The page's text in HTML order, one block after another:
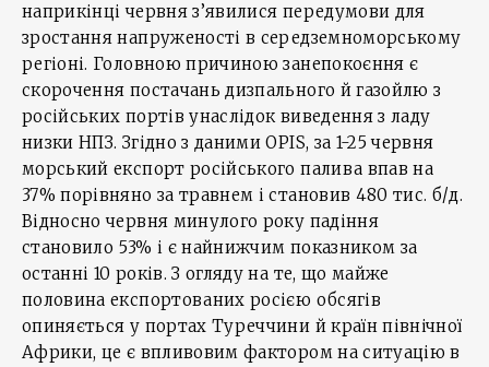
наприкінці червня з’явилися передумови для
зростання напруженості в середземноморському
регіоні. Головною причиною занепокоєння є
скорочення постачань дизпального й газойлю з
російських портів унаслідок виведення з ладу
низки НПЗ. Згідно з даними OPIS, за 1-25 червня
морський експорт російського палива впав на
37% порівняно за травнем і становив 480 тис. б/д.
Відносно червня минулого року падіння
становило 53% і є найнижчим показником за
останні 10 років. З огляду на те, що майже
половина експортованих росією обсягів
опиняється у портах Туреччини й країн північної
Африки, це є впливовим фактором на ситуацію в